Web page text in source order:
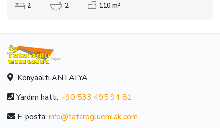
2 2 110 m²
Konyaaltı ANTALYA
Yardım hattı: +90 533 495 94 81
E-posta: info@tatarogluemlak.com